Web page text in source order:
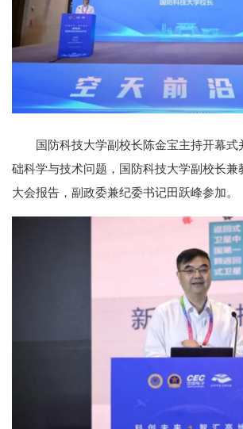
国防科技大学副校长陈金宝主持开幕式
础科学与技术问题，国防科技大学副校长兼
大会报告，副政委兼纪委书记田跃峰参加。